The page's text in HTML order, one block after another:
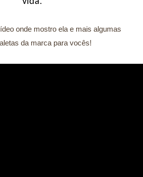
onde mostro ela e mais algumas
da marca para vocês!